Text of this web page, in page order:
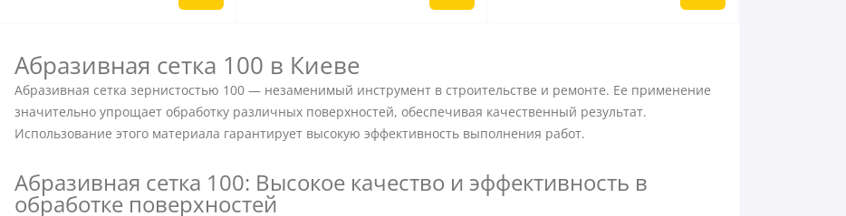
Абразивная сетка 100 в Киеве
Абразивная сетка зернистостью 100 — незаменимый инструмент в строительстве и ремонте. Ее применение
значительно упрощает обработку различных поверхностей, обеспечивая качественный результат.
Использование этого материала гарантирует высокую эффективность выполнения работ.
Абразивная сетка 100: Высокое качество и эффективность в
обработке поверхностей